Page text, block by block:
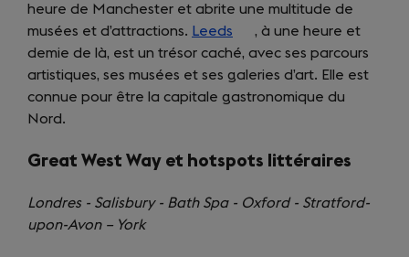
in
a
new
tab)
heure de Manchester et abrite une multitude de
musées et d’attractions. Leeds (opens
in
a
new
, à une heure et
demie de là, est un trésor caché, avec ses parcours
artistiques, ses musées et ses galeries d’art. Elle est
connue pour être la capitale gastronomique du
Nord.
Great West Way et hotspots littéraires
Londres - Salisbury - Bath Spa - Oxford - Stratford-
upon-Avon – York